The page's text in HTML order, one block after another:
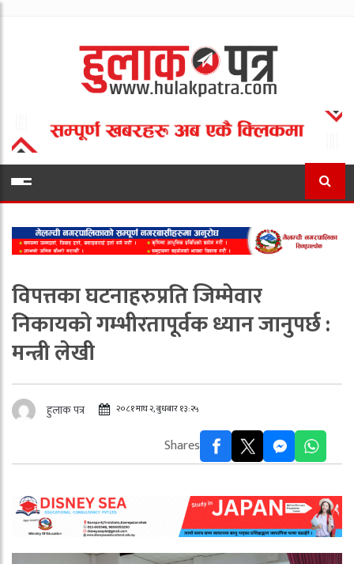
विपत्तका घटनाहरुप्रति जिम्मेवार
निकायको गम्भीरतापूर्वक ध्यान जानुपर्छ :
मन्त्री लेखी
हुलाक पत्र २०८१ माघ २, बुधबार १३:२५
Shares